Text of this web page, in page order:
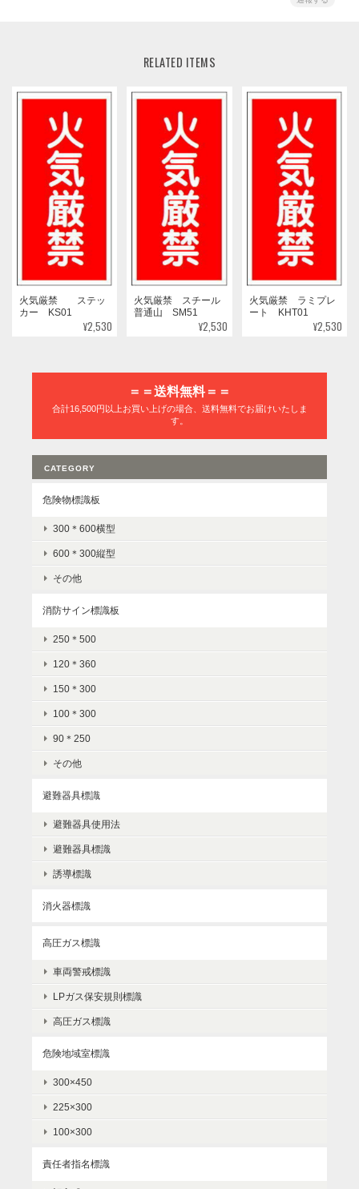
RELATED ITEMS
火気厳禁 ステッ
カー KS01
¥2,530
火気厳禁 スチール
普通山 SM51
¥2,530
火気厳禁 ラミプレ
ート KHT01
¥2,530
＝＝送料無料＝＝
合計16,500円以上お買い上げの場合、送料無料でお届けいたしま
す。
CATEGORY
危険物標識板
300＊600横型
600＊300縦型
その他
消防サイン標識板
250＊500
120＊360
150＊300
100＊300
90＊250
その他
避難器具標識
避難器具使用法
避難器具標識
誘導標識
消火器標識
高圧ガス標識
車両警戒標識
LPガス保安規則標識
高圧ガス標識
危険地域室標識
300×450
225×300
100×300
責任者指名標識